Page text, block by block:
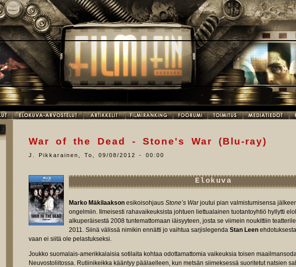
War of the Dead - Stone's War (Blu-ray)
J. Pikkarainen To, 09/08/2012 - 00:00
Elokuva
Marko Mäkilaakson esikoisohjaus Stone’s Warjoutui pian valmistumisensa
ongelmiin. Ilmeisesti rahavaikeuksista johtuen liettualainen tuotantoyhtiö hyllytti
alkuperäisestä 2008 tuntemattomaan iäisyyteen, josta se viimein noukittiin
2011. Siinä välissä nimikin ennätti jo vaihtua sarjislegenda Stan Leen ehdotuksesta
vaan ei siitä ole pelastukseksi.
Joukko suomalais-amerikkalaisia sotilaita kohtaa odottamattomia vaikeuksia toisen
Neuvostoliitossa. Rutiinikeikka kääntyy päälaelleen, kun metsän siimeksessä suoritetut natsien